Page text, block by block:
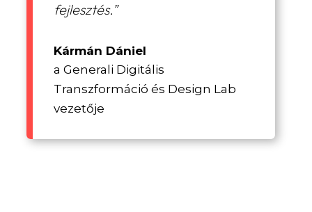
fejlesztés.”
Kármán Dániel
a Generali Digitális
Transzformáció és Design Lab
vezetője